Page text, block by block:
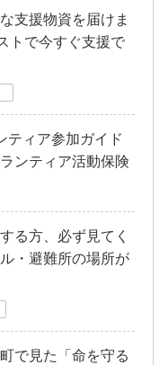
支援物資を届けま
トで今すぐ支援で
ティア参加ガイド
ンティア活動保険
る方、必ず見てく
・避難所の場所が
で見た「命を守る